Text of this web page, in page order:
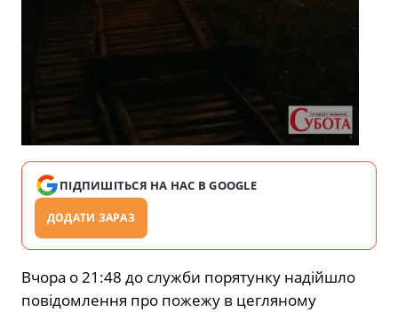
ПІДПИШІТЬСЯ НА НАС В GOOGLE
ДОДАТИ ЗАРАЗ
Вчора о 21:48 до служби порятунку надійшло
повідомлення про пожежу в цегляному